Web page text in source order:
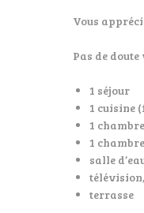
Vous
Pas de
1 séjour
1 cuisine
1
1
salle
terrasse